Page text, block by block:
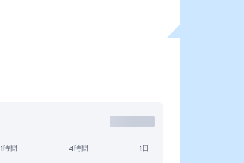
1時間 4時間 1日